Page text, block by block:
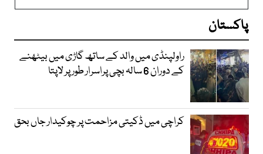
پاکستان
راولپنڈی میں والد کے ساتھ گاڑی میں بیٹھنے
کے دوران 6 سالہ بچی پراسرار طور پر لاپتا
کراچی میں ڈکیتی مزاحمت پر چوکیدار جاں بحق